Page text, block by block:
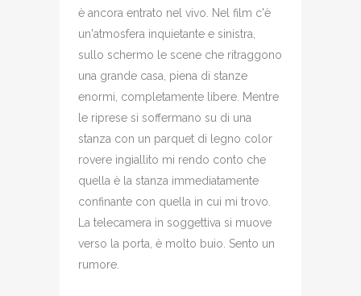
è ancora entrato nel vivo. Nel film c'è
un'atmosfera inquietante e sinistra,
sullo schermo le scene che ritraggono
una grande casa, piena di stanze
enormi, completamente libere. Mentre
le riprese si soffermano su di una
stanza con un parquet di legno color
rovere ingiallito mi rendo conto che
quella è la stanza immediatamente
confinante con quella in cui mi trovo.
La telecamera in soggettiva si muove
verso la porta, è molto buio. Sento un
rumore.